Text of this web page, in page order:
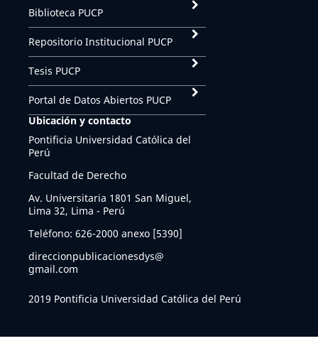
Biblioteca PUCP
Repositorio Institucional PUCP
Tesis PUCP
Portal de Datos Abiertos PUCP
Ubicación y contacto
Pontificia Universidad Católica del
Perú
Facultad de Derecho
Av. Universitaria 1801 San Miguel,
Lima 32, Lima - Perú
Teléfono: 626-2000 anexo [5390]
direccionpublicacionesdys@
gmail.com
2019 Pontificia Universidad Católica del Perú